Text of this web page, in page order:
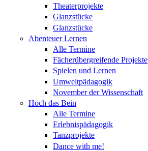
Theaterprojekte
Glanzstücke
Glanzstücke
Abenteuer Lernen
Alle Termine
Fächerübergreifende Projekte
Spielen und Lernen
Umweltpädagogik
November der Wissenschaft
Hoch das Bein
Alle Termine
Erlebnispädagogik
Tanzprojekte
Dance with me!